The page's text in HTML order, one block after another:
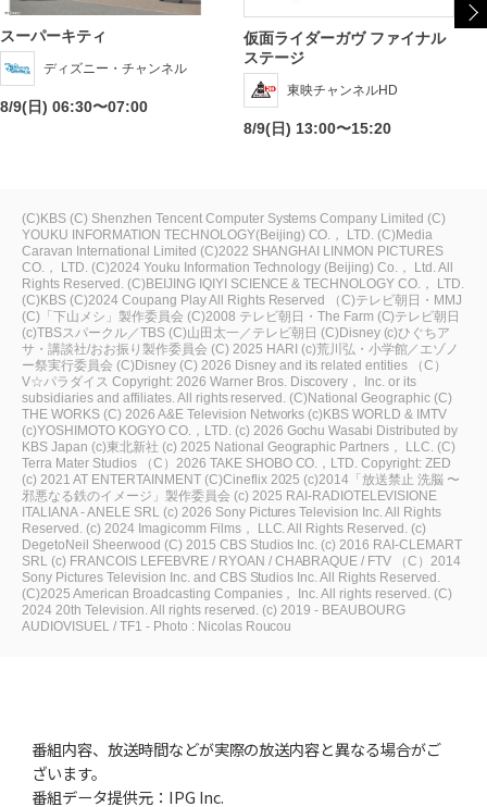
スーパーキティ
ディズニー・チャンネル
8/9(日) 06:30〜07:00
仮面ライダーガヴ ファイナル
ステージ
東映チャンネルHD
8/9(日) 13:00〜15:20
(C)KBS (C) Shenzhen Tencent Computer Systems Company Limited (C)
YOUKU INFORMATION TECHNOLOGY(Beijing) CO.， LTD. (C)Media
Caravan International Limited (C)2022 SHANGHAI LINMON PICTURES
CO.， LTD. (C)2024 Youku Information Technology (Beijing) Co.， Ltd. All
Rights Reserved. (C)BEIJING IQIYI SCIENCE & TECHNOLOGY CO.， LTD.
(C)KBS (C)2024 Coupang Play All Rights Reserved
（C)テレビ朝日・MMJ
(C)「下山メシ」製作委員会 (C)2008 テレビ朝日・The Farm (C)テレビ朝日
(c)TBSスパークル／TBS (C)山田太一／テレビ朝日 (C)Disney (c)ひぐちア
サ・講談社/おお振り製作委員会 (C) 2025 HARI (c)荒川弘・小学館／エゾノ
ー祭実行委員会 (C)Disney (C) 2026 Disney and its related entities
（C）
V☆パラダイス Copyright: 2026 Warner Bros. Discovery， Inc. or its
subsidiaries and affiliates. All rights reserved. (C)National Geographic (C)
THE WORKS (C) 2026 A&E Television Networks (c)KBS WORLD & IMTV
(c)YOSHIMOTO KOGYO CO.，LTD. (c) 2026 Gochu Wasabi Distributed by
KBS Japan (c)東北新社 (c) 2025 National Geographic Partners， LLC. (C)
Terra Mater Studios
（C）2026 TAKE SHOBO CO.，LTD.Copyright: ZED
(c) 2021 AT ENTERTAINMENT (C)Cineflix 2025 (c)2014「放送禁止 洗脳 〜
邪悪なる鉄のイメージ」製作委員会 (c) 2025 RAI-RADIOTELEVISIONE
ITALIANA - ANELE SRL (c) 2026 Sony Pictures Television Inc. All Rights
Reserved. (c) 2024 Imagicomm Films， LLC. All Rights Reserved. (c)
DegetoNeil Sheerwood (C) 2015 CBS Studios Inc. (c) 2016 RAI-CLEMART
SRL (c) FRANCOIS LEFEBVRE / RYOAN / CHABRAQUE / FTV
（C）2014
Sony Pictures Television Inc. and CBS Studios Inc. All Rights Reserved.
(C)2025 American Broadcasting Companies， Inc. All rights reserved. (C)
2024 20th Television. All rights reserved. (c) 2019 - BEAUBOURG
AUDIOVISUEL / TF1 - Photo : Nicolas Roucou
番組内容、放送時間などが実際の放送内容と異なる場合がご
ざいます。
番組データ提供元：IPG Inc.